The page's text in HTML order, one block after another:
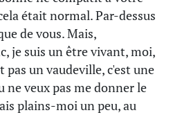
était normal. Par-dessus
de vous. Mais,
je suis un être vivant, moi,
pas un vaudeville, c'est une
ne veux pas me donner le
plains-moi un peu, au